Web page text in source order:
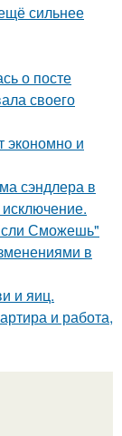
сильнее
о посте
своего
экономно и
сэндлера в
Сможешь"
в
и яиц.
и работа,